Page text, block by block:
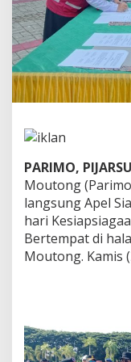
a
p
s
i
a
g
n
c
a
a
,
B
i
P
a
PARIMO,
Moutong
langsung Apel
hari
Bertempat di
Moutong. Kamis